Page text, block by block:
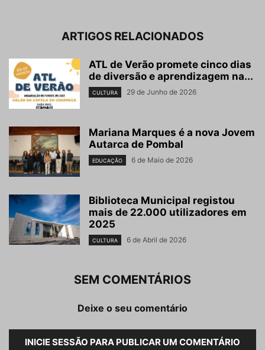
ARTIGOS RELACIONADOS
ATL de Verão promete cinco dias
de diversão e aprendizagem na...
CULTURA 29 de Junho de 2026
Mariana Marques é a nova Jovem
Autarca de Pombal
EDUCAÇÃO 6 de Maio de 2026
Biblioteca Municipal registou
mais de 22.000 utilizadores em
2025
CULTURA 6 de Abril de 2026
SEM COMENTÁRIOS
Deixe o seu comentário
INICIE SESSÃO PARA PUBLICAR UM COMENTÁRIO